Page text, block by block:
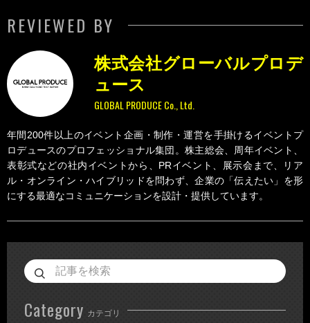
REVIEWED BY
GLOBAL PRODUCE Co., Ltd.
株式会社グローバルプロデ
ュース
年間200件以上のイベント企画・制作・運営を手掛けるイベントプ
ロデュースのプロフェッショナル集団。株主総会、周年イベント、
表彰式などの社内イベントから、PRイベント、展示会まで、リア
ル・オンライン・ハイブリッドを問わず、企業の「伝えたい」を形
にする最適なコミュニケーションを設計・提供しています。
Category カテゴリ